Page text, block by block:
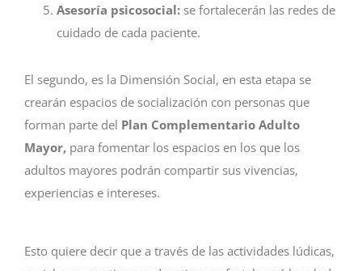
Asesoría psicosocial: se fortalecerán las redes de
cuidado de cada paciente.
El segundo, es la Dimensión Social, en esta etapa se
crearán espacios de socialización con personas que
forman parte del Plan Complementario Adulto
Mayor, para fomentar los espacios en los que los
adultos mayores podrán compartir sus vivencias,
experiencias e intereses.
Esto quiere decir que a través de las actividades lúdicas,